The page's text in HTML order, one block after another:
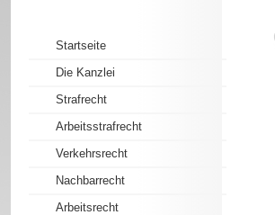
Startseite
Die Kanzlei
Strafrecht
Arbeitsstrafrecht
Verkehrsrecht
Nachbarrecht
Arbeitsrecht